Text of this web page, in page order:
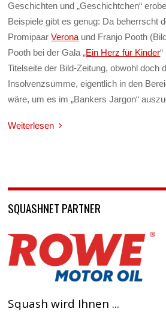
Geschichten und „Geschichtchen“
Beispiele gibt es genug: Da beherrscht
PromipaarVerona und Franjo Pooth
Pooth bei der Gala „Ein Herz für Kinder
Titelseite der Bild-Zeitung, obwohl doch
Insolvenzsumme, eigentlich in den
wäre, um es im „Bankers Jargon“
Weiterlesen
SQUASHNET PARTNER
Squash wird Ihnen ...